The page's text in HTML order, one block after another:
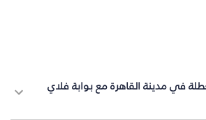
في مدينة القاهرة مع بوابة فلاي